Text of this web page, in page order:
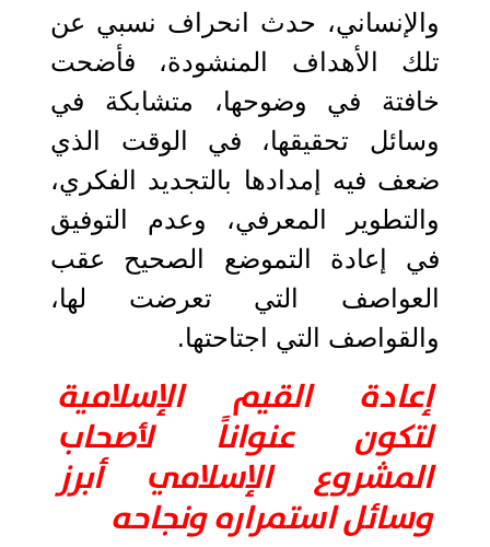
والإنساني، حدث انحراف نسبي عن
تلك الأهداف المنشودة، فأضحت
خافتة في وضوحها، متشابكة في
وسائل تحقيقها، في الوقت الذي
ضعف فيه إمدادها بالتجديد الفكري،
والتطوير المعرفي، وعدم التوفيق
في إعادة التموضع الصحيح عقب
العواصف التي تعرضت لها،
والقواصف التي اجتاحتها.
إعادة القيم الإسلامية
لتكون عنواناً لأصحاب
المشروع الإسلامي أبرز
وسائل استمراره ونجاحه